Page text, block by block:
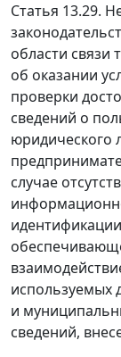
Статья 13.29.
области связи
об оказании
проверки
сведений о
юридического
случае
используемых
и
сведений,